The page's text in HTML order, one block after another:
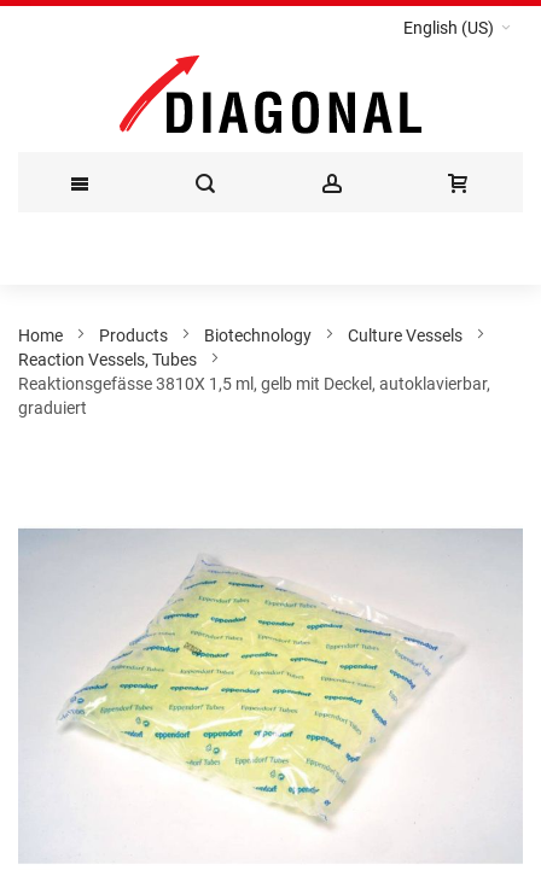
English (US)
Content
Home Products Biotechnology
Culture Vessels
Reaction Vessels, Tubes
Reaktionsgefässe 3810X 1,5 ml, gelb mit Deckel, autoklavierbar,
graduiert
end